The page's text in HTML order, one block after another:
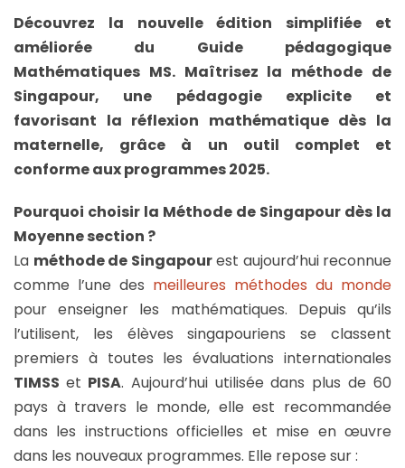
Découvrez la nouvelle édition simplifiée et
améliorée du Guide pédagogique
Mathématiques MS. Maîtrisez la méthode de
Singapour, une pédagogie explicite et
favorisant la réflexion mathématique dès la
maternelle, grâce à un outil complet et
conforme aux programmes 2025.
Pourquoi choisir la Méthode de Singapour dès la
Moyenne section ?
La méthode de Singapourest aujourd’hui reconnue
comme l’une des meilleures méthodes du monde
pour enseigner les mathématiques. Depuis qu’ils
l’utilisent, les élèves singapouriens se classent
premiers à toutes les évaluations internationales
TIMSS et PISA. Aujourd’hui utilisée dans plus de 60
pays à travers le monde, elle est recommandée
dans les instructions officielles et mise en œuvre
dans les nouveaux programmes. Elle repose sur :